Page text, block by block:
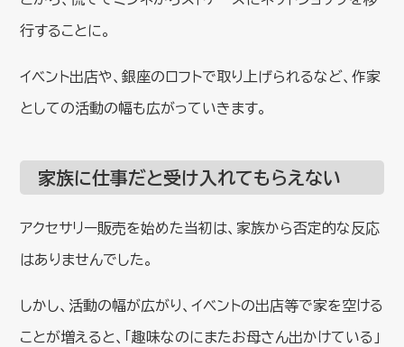
行することに。
イベント出店や、銀座のロフトで取り上げられるなど、作家
としての活動の幅も広がっていきます。
家族に仕事だと受け入れてもらえない
アクセサリー販売を始めた当初は、家族から否定的な反応
はありませんでした。
しかし、活動の幅が広がり、イベントの出店等で家を空ける
ことが増えると、「趣味なのにまたお母さん出かけている」